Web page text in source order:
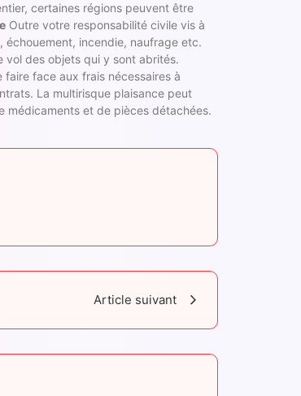
certaines régions peuvent être
Outre votre responsabilité civile vis à
échouement, incendie, naufrage etc.
vol des objets qui y sont abrités.
faire face aux frais nécessaires à
La multirisque plaisance peut
médicaments et de pièces détachées.
Article suivant